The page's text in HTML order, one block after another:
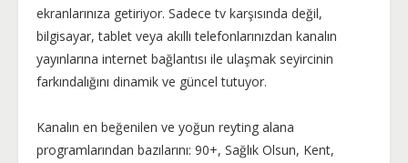
ekranlarınıza getiriyor. Sadece tv karşısında değil,
bilgisayar, tablet veya akıllı telefonlarınızdan kanalın
yayınlarına internet bağlantısı ile ulaşmak seyircinin
farkındalığını dinamik ve güncel tutuyor.
Kanalın en beğenilen ve yoğun reyting alana
programlarından bazılarını: 90+, Sağlık Olsun, Kent,